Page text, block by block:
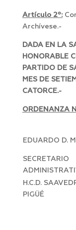
Artículo 2º:
Archívese.-
DADA EN LA
HONORABLE
PARTIDO DE
MES DE
CATORCE.-
ORDENANZA
EDUARDO D.
SECRETARIO
H.C.D.
PIGÜÉ